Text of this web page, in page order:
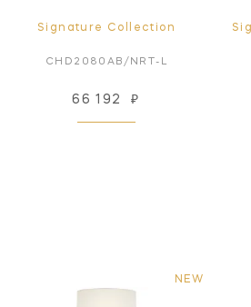
Signature Collection
CHD2080AB/NRT-L
66 192 ₽
NEW